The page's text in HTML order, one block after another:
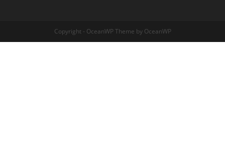
Copyright - OceanWP Theme by OceanWP